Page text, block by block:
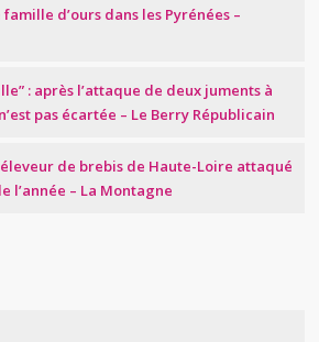
d’ours dans les Pyrénées –
: après l’attaque de deux juments à
pas écartée – Le Berry Républicain
éleveur de brebis de Haute-Loire attaqué
l’année – La Montagne